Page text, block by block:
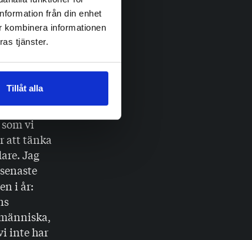
från din enhet
informationen
tjänster.
Tillåt alla
lett till
om man
får lov att
vi
att tänka
Jag
senaste
i år:
inte har